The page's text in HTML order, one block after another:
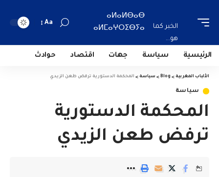
الخبر كما
هو...
ⴰⵍⴰⵍⴱⴰⴱ
ⴰⵍⵎⴰⵖⵔⵉⴱⵢⴰ
Aa
الرئيسية سياسة جهات اقتصاد حوادث
الألباب المغربية >
Blog
> سياسة > المحكمة الدستورية ترفض طعن الزيدي
سياسة
المحكمة الدستورية
ترفض طعن الزيدي